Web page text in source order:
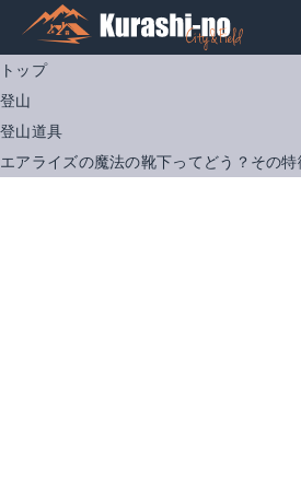
トップ
登山
登山道具
エアライズの魔法の靴下ってどう？その